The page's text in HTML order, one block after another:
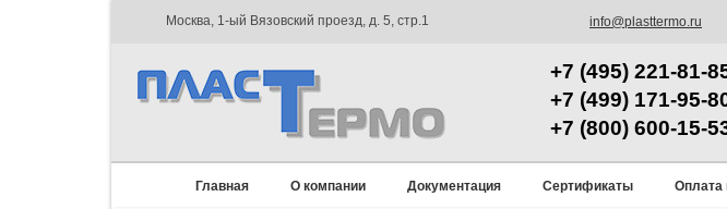
Москва, 1-ый Вязовский проезд, д. 5, стр.1 info@plasttermo.ru
+7 (495) 221-81-
+7 (499) 171-95-
+7 (800) 600-15-
Главная О компании Документация Сертификаты Оплата